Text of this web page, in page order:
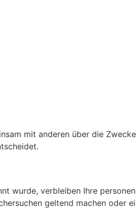
mit anderen über die
wurde, verbleiben Ihre
geltend machen oder